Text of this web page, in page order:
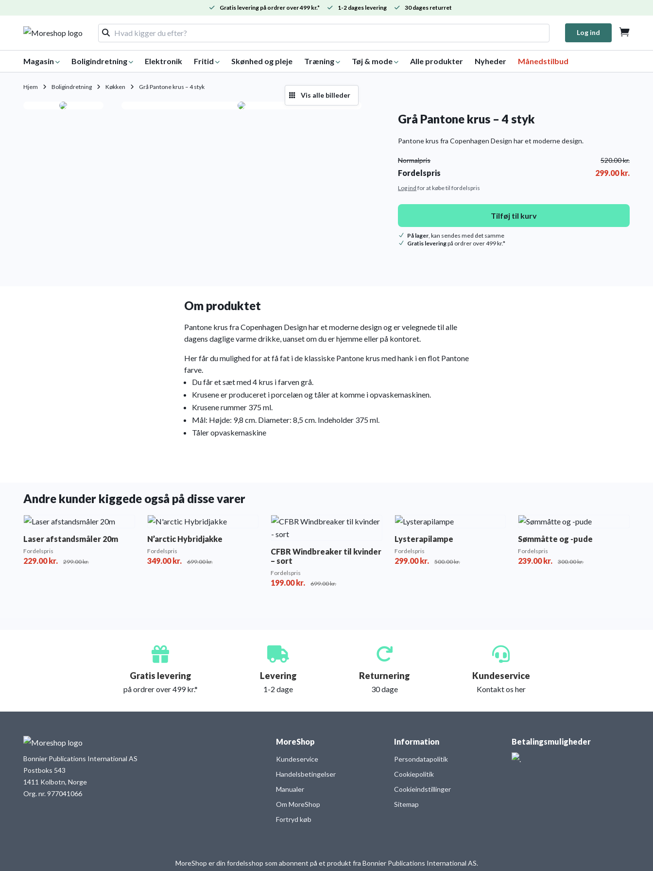
Gratis levering på ordrer over 499 kr.* 1-2 dages levering 30 dages returret
Log ind 
Magasin Boligindretning Elektronik Fritid Skønhed og pleje Træning Tøj & mode Alle produkter Nyheder Månedstilbud
Hjem Boligindretning Køkken Grå Pantone krus – 4 styk
Vis alle billeder
Grå Pantone krus – 4 styk
Pantone krus fra Copenhagen Design har et moderne design.
Normalpris 520.00kr.
Fordelspris 299.00kr.
Log ind for at købe til fordelspris
Tilføj til kurv
På lager , kan sendes med det samme
Gratis leveringpå ordrer over 499 kr.*
Om produktet
Pantone krus fra Copenhagen Design har et moderne design og er velegnede til alle
dagens daglige varme drikke, uanset om du er hjemme eller på kontoret.
Her får du mulighed for at få fat i de klassiske Pantone krus med hank i en flot Pantone
farve.
Du får et sæt med 4 krus i farven grå.
Krusene er produceret i porcelæn og tåler at komme i opvaskemaskinen.
Krusene rummer 375 ml.
Mål: Højde: 9,8 cm. Diameter: 8,5 cm. Indeholder 375 ml.
Tåler opvaskemaskine
Andre kunder kiggede også på disse varer
Laser afstandsmåler 20m
Fordelspris
229.00kr. 299.00kr.
N’arctic Hybridjakke
Fordelspris
349.00kr. 699.00kr.
CFBR Windbreaker til kvinder
– sort
Fordelspris
199.00kr. 699.00kr.
Lysterapilampe
Fordelspris
299.00kr. 500.00kr.
Sømmåtte og -pude
Fordelspris
239.00kr. 300.00kr.
Gratis levering
på ordrer over 499 kr.*
Levering
1-2 dage
Returnering
30 dage
Kundeservice
Kontakt os her
Bonnier Publications International AS
Postboks 543
1411 Kolbotn, Norge
Org. nr. 977041066
MoreShop
Kundeservice
Handelsbetingelser
Manualer
Om MoreShop
Fortryd køb
Information
Persondatapolitik
Cookiepolitik
Cookieindstillinger
Sitemap
Betalingsmuligheder
MoreShop er din fordelsshop som abonnent på et produkt fra Bonnier Publications International AS.